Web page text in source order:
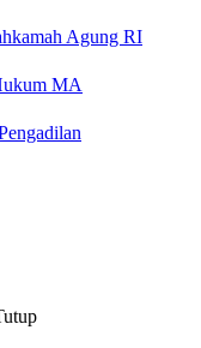
Agung RI
MA